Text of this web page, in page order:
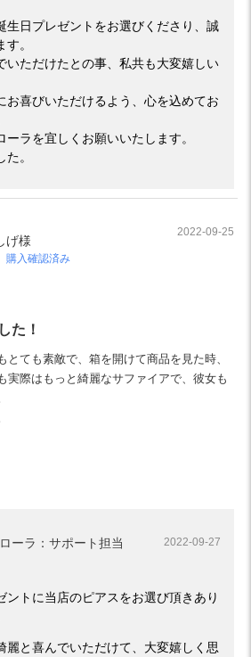
生日プレゼントをお選びくださり、誠
。
いただけたとの事、私共も大変嬉しい
お喜びいただけるよう、心を込めてお
ラを宜しくお願いいたします。
。
げ様
購入確認済み
2022-09-25
た！
とても素敵で、箱を開けて商品を見た時、
実際はもっと綺麗なサファイアで、彼女も
ーラ：サポート担当 2022-09-27
ントに当店のピアスをお選び頂きあり
麗と喜んでいただけて、大変嬉しく思